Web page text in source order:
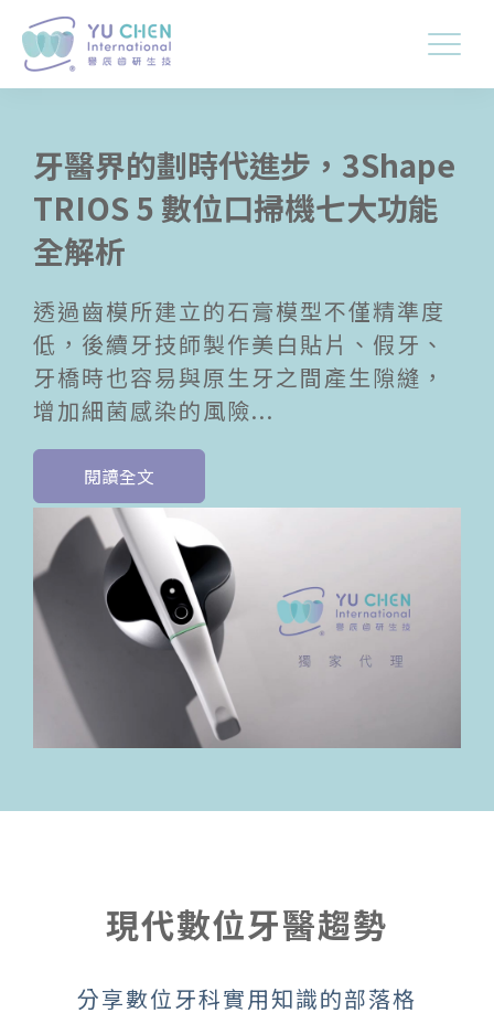
牙醫界的劃時代進步，3Shape
TRIOS 5 數位口掃機七大功能
全解析
透過齒模所建立的石膏模型不僅精準度
低，後續牙技師製作美白貼片、假牙、
牙橋時也容易與原生牙之間產生隙縫，
增加細菌感染的風險...
閱讀全文
現代數位牙醫趨勢
分享數位牙科實用知識的部落格